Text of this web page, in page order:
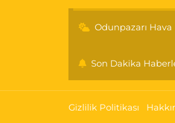
Odunpazarı
Son Dakika
Gizlilik Politikası